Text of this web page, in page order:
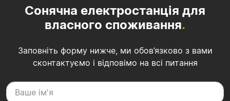
Сонячна електростанція для
власного споживання.
Заповніть форму нижче, ми обов’язково з вами
сконтактуємо і відповімо на всі питання